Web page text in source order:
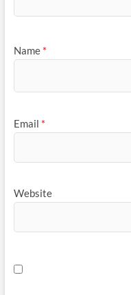
Name *
Email *
Website